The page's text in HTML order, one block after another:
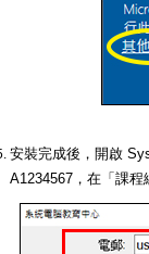
安裝完成後，開啟
A1234567，在「課